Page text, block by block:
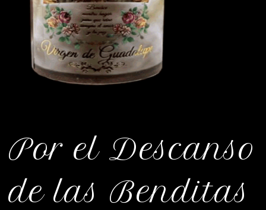
Por el Descanso
de las Benditas